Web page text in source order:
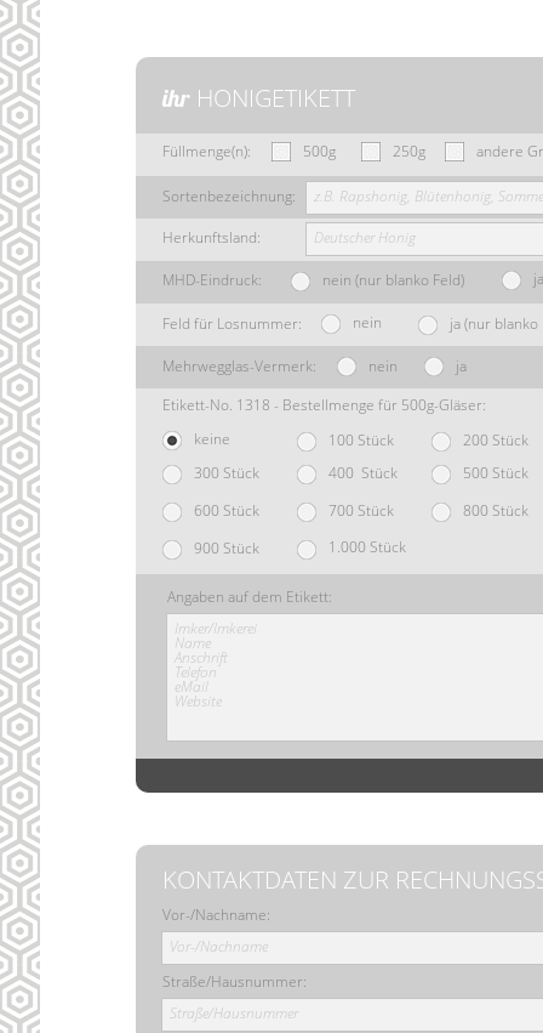
ihr HONIGETIKETT
KONTAKTDATEN ZUR
Vor-/Nachname:
Vor-/Nachname
Straße/Hausnummer:
Straße/Hausnummer
Mehrwegglas-Vermerk: nein ja
Sortenbezeichnung:
z.B. Rapshonig, Blütenhonig,
Herkunftsland:
Deutscher Honig
Angaben auf dem Etikett:
Imker/Imkerei
Name
Anschrift
Telefon
eMail
Website
MHD-Eindruck: nein (nur blanko Feld)
Feld für Losnummer: nein ja (nur blanko
Füllmenge(n): 500g 250g andere
Etikett-No. 1318 - Bestellmenge für 500g-Gläser:
100 Stück
200 Stück
300 Stück
400 Stück 500 Stück
keine
600 Stück 700 Stück
800 Stück
900 Stück
1.000 Stück